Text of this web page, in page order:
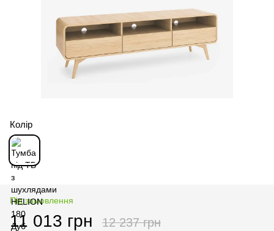
Колір
Під замовлення
11 013 грн 12 237 грн